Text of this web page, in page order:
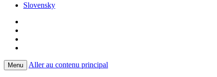
Slovensky
Menu Aller au contenu principal